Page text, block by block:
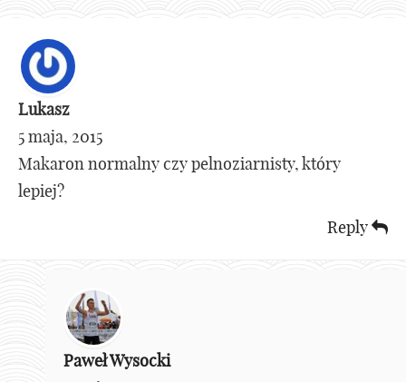
Lukasz
5 maja, 2015
Makaron normalny czy pelnoziarnisty, który
lepiej?
Reply
Paweł Wysocki